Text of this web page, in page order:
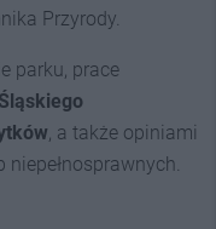
Przyrody.
parku, prace
Śląskiego
, a także opiniami